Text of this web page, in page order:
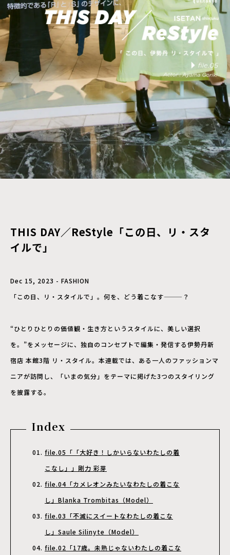
THIS DAY／ReStyle「この日、リ・スタ
イルで」
Dec 15, 2023 - FASHION
「この日、リ・スタイルで」。何を、どう着こなす———？
“ひとりひとりの価値観・生き方というスタイルに、美しい選択
を。”をメッセージに、独自のコンセプトで編集・発信する伊勢丹新
宿店 本館3階 リ・スタイル。本連載では、ある一人のファッションマ
ニアが訪問し、「いまの気分」をテーマに掲げた3つのスタイリング
を披露する。
Index
file.05「「大好き！しかいらないわたしの着
こなし」」剛力 彩芽
file.04「カメレオンみたいなわたしの着こな
し」Blanka Trombitas（Model）
file.03「不滅にスイートなわたしの着こな
し」Saule Silinyte（Model）
file.02「17歳。未熟じゃないわたしの着こな